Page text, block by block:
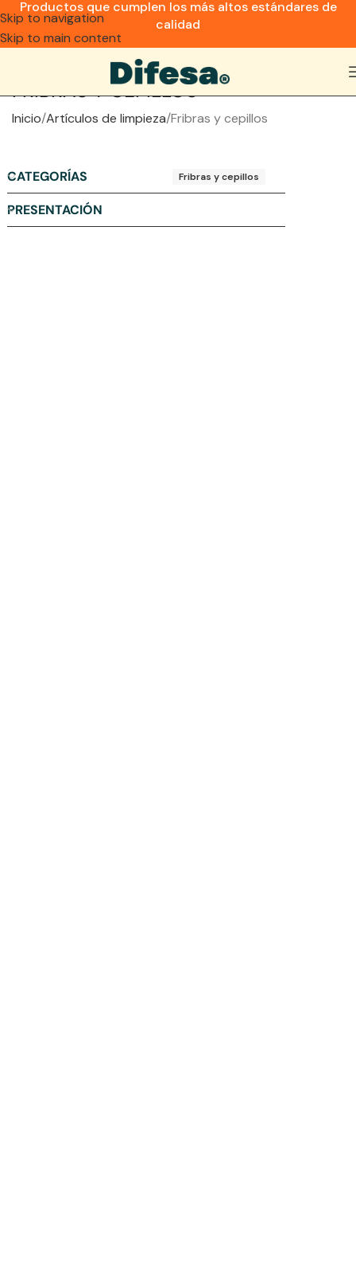
Skip to navigation
Skip to main content
FRIBRAS Y CEPILLOS
Inicio Artículos de limpieza Fribras y cepillos
CATEGORÍAS Fribras y cepillos
PRESENTACIÓN
Productos que cumplen los más altos estándares de
calidad